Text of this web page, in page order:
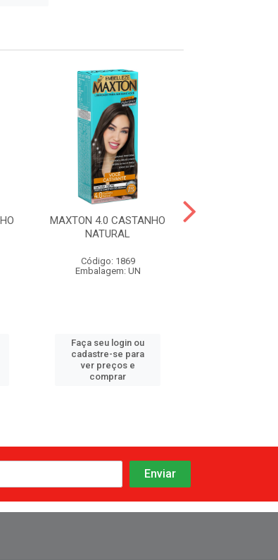
MAXTON 4.0 CASTANHO
NATURAL
Código: 1869
Embalagem: UN
Faça seu login ou
cadastre-se para
ver preços e
comprar